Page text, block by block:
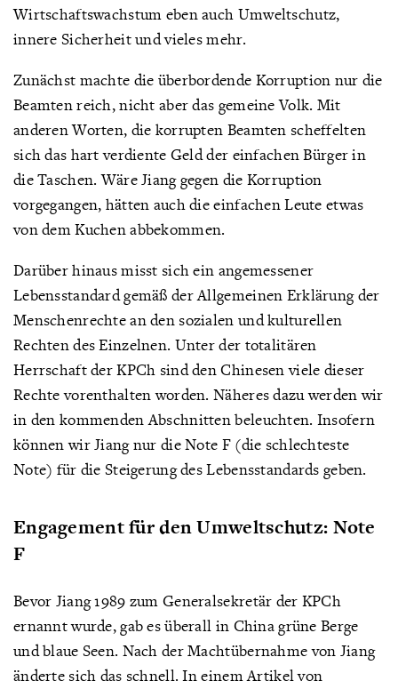
Wirtschaftswachstum eben auch Umweltschutz,
innere Sicherheit und vieles mehr.
Zunächst machte die überbordende Korruption nur die
Beamten reich, nicht aber das gemeine Volk. Mit
anderen Worten, die korrupten Beamten scheffelten
sich das hart verdiente Geld der einfachen Bürger in
die Taschen. Wäre Jiang gegen die Korruption
vorgegangen, hätten auch die einfachen Leute etwas
von dem Kuchen abbekommen.
Darüber hinaus misst sich ein angemessener
Lebensstandard gemäß der Allgemeinen Erklärung der
Menschenrechte an den sozialen und kulturellen
Rechten des Einzelnen. Unter der totalitären
Herrschaft der KPCh sind den Chinesen viele dieser
Rechte vorenthalten worden. Näheres dazu werden wir
in den kommenden Abschnitten beleuchten. Insofern
können wir Jiang nur die Note F (die schlechteste
Note) für die Steigerung des Lebensstandards geben.
Engagement für den Umweltschutz: Note
F
Bevor Jiang 1989 zum Generalsekretär der KPCh
ernannt wurde, gab es überall in China grüne Berge
und blaue Seen. Nach der Machtübernahme von Jiang
änderte sich das schnell. In einem Artikel von